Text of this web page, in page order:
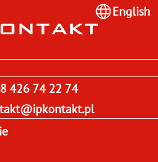
426 74 22 74
English